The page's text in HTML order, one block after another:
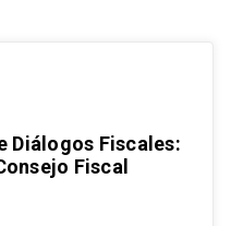
Diálogos Fiscales:
Fiscal